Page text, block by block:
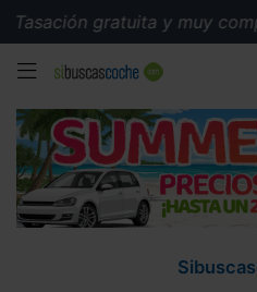
y muy competitiva al
MENÚ